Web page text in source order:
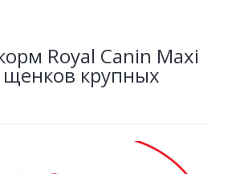
Royal Сanin Maxi
щенков крупных